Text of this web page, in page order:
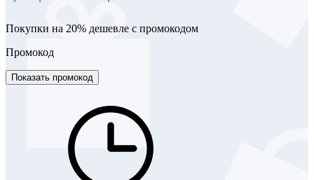
Покупки на 20% дешевле с промокодом
Промокод
Показать промокод